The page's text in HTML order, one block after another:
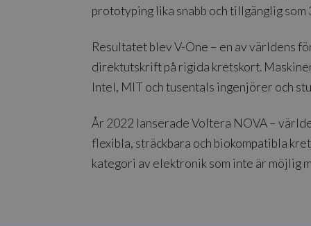
prototyping lika snabb och tillgänglig
Resultatet blev V-One – en av världens
direktutskrift på rigida kretskort.
Intel, MIT och tusentals ingenjörer och
År 2022 lanserade Voltera NOVA –
flexibla, sträckbara och biokompatibla
kategori av elektronik som inte är möjlig